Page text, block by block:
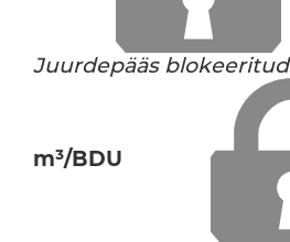
Juurdepääs blokeeritud
m³/BDU